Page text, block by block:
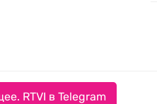
RTVI в Telegram